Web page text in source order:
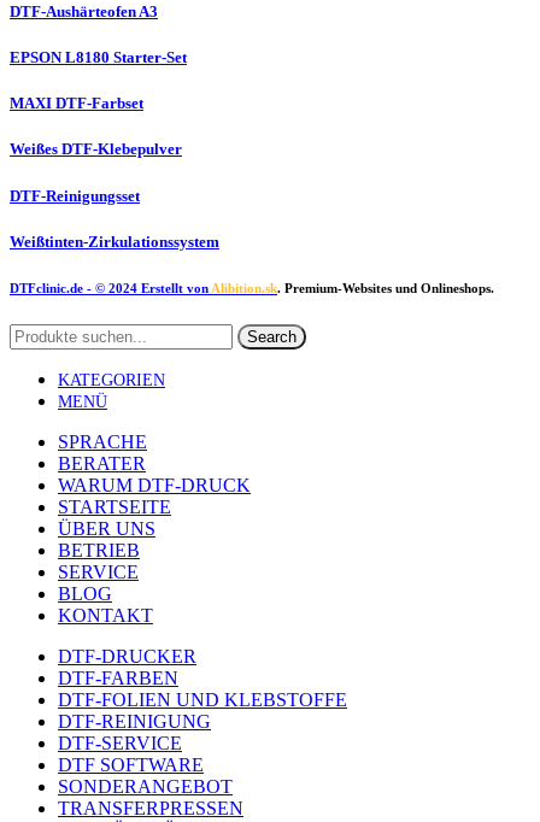
DTF-Aushärteofen A3
EPSON L8180 Starter-Set
MAXI DTF-Farbset
Weißes DTF-Klebepulver
DTF-Reinigungsset
Weißtinten-Zirkulationssystem
DTFclinic.de - © 2024 Erstellt von Alibition.sk. Premium-Websites und Onlineshops.
Search
KATEGORIEN
MENÜ
SPRACHE
BERATER
WARUM DTF-DRUCK
STARTSEITE
ÜBER UNS
BETRIEB
SERVICE
BLOG
KONTAKT
DTF-DRUCKER
DTF-FARBEN
DTF-FOLIEN UND KLEBSTOFFE
DTF-REINIGUNG
DTF-SERVICE
DTF SOFTWARE
SONDERANGEBOT
TRANSFERPRESSEN